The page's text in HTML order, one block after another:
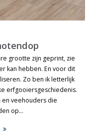
grootte zijn geprint, zie
kan hebben. En voor dit
Zo ben ik letterlijk
erfgooiersgeschiedenis.
veehouders die
op…